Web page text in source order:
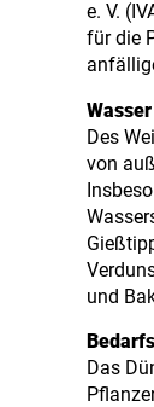
e. V.
für die
Des
von
und
Das